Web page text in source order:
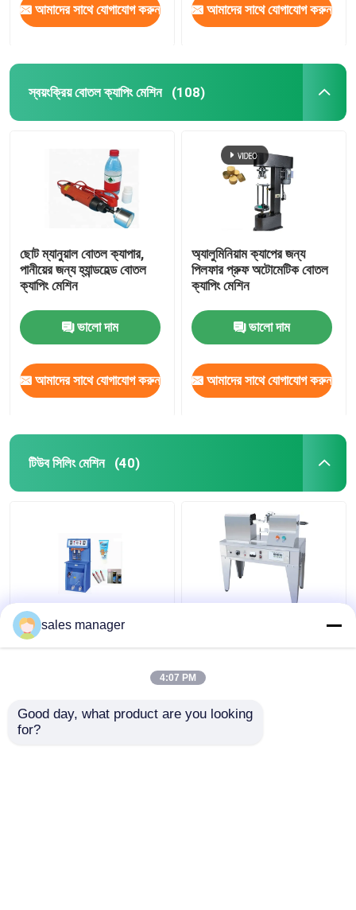
আমাদের সাথে যোগাযোগ করুন আমাদের সাথে যোগাযোগ করুন
স্বয়ংক্রিয় বোতল ক্যাপিং মেশিন (108)
ছোট ম্যানুয়াল বোতল ক্যাপার,
পানীয়ের জন্য হ্যান্ডহেল্ড বোতল
ক্যাপিং মেশিন
ভালো দাম
আমাদের সাথে যোগাযোগ করুন
অ্যালুমিনিয়াম ক্যাপের জন্য
পিলফার প্রুফ অটোমেটিক বোতল
ক্যাপিং মেশিন
ভালো দাম
আমাদের সাথে যোগাযোগ করুন
টিউব সিলিং মেশিন (40)
সেমি অটো টিউব সিলিং মেশিন,
অ্যালুমিনিয়াম টিউব সিলার দৈনিক
sales manager
4:07 PM
Good day, what product are you looking
for?